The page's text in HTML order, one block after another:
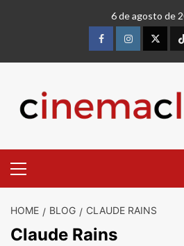
6 de agosto de
Facebookinstagram
Menu
HOME BLOG CLAUDE RAINS
Claude Rains